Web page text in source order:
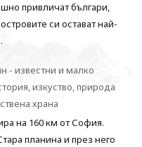
привличат българи,
си остават най-
- известни и малко
изкуство, природа
храна
на 160 км от София.
планина и през него